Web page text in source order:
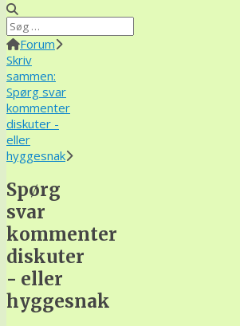
Forum
brødkrummer
-
Du
er
her:
Forum
Skriv
sammen:
Spørg svar
kommenter
diskuter -
eller
hyggesnak
Spørg
svar
kommenter
diskuter
- eller
hyggesnak